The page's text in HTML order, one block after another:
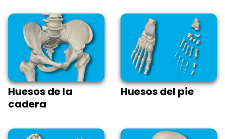
Huesos de la
cadera
Huesos del pie